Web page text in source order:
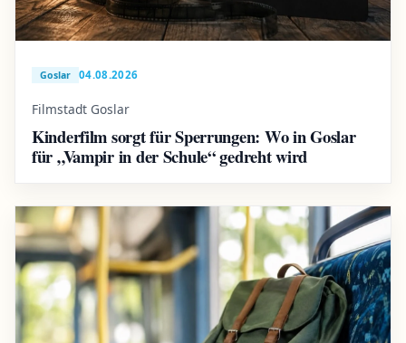
Goslar 04.08.2026
Filmstadt Goslar
Kinderfilm sorgt für Sperrungen: Wo in Goslar
für „Vampir in der Schule“ gedreht wird